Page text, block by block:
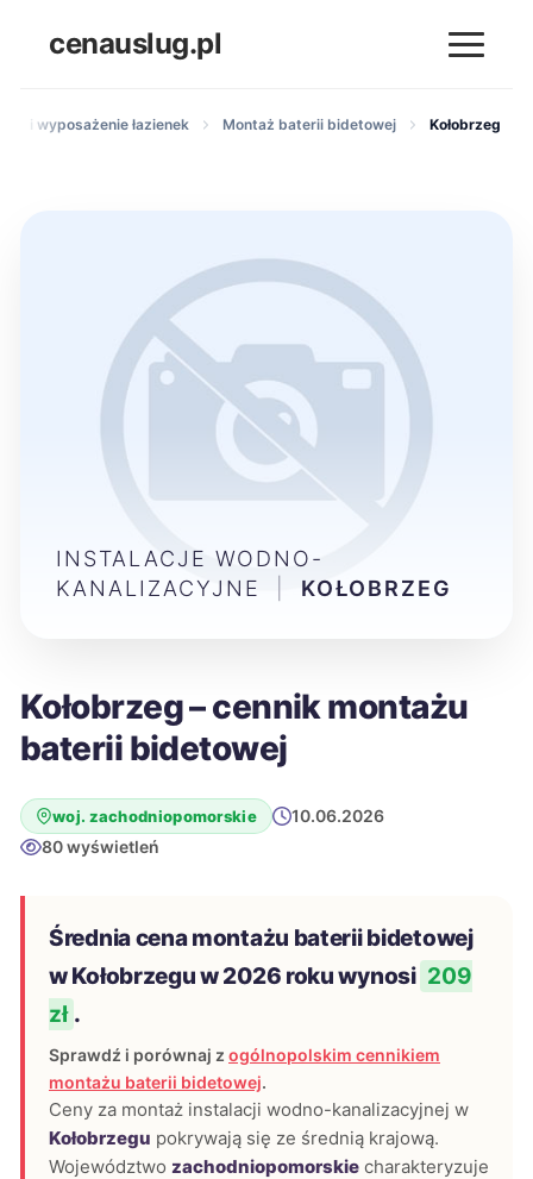
cenauslug.pl
i wyposażenie łazienek Montaż baterii bidetowej Kołobrzeg
Kołobrzeg – cennik montażu
baterii bidetowej
woj. zachodniopomorskie
10.06.2026
80 wyświetleń
Średnia cena montażu baterii bidetowej
w Kołobrzegu w 2026 roku wynosi 209
zł .
Sprawdź i porównaj z ogólnopolskim cennikiem
montażu baterii bidetowej.
Ceny za montaż instalacji wodno-kanalizacyjnej w
Kołobrzegu pokrywają się ze średnią krajową.
Województwo zachodniopomorskie charakteryzuje
INSTALACJE WODNO-
KANALIZACYJNE
KOŁOBRZEG